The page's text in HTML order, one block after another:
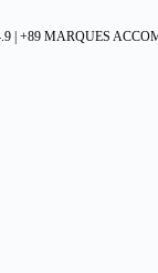
| +89 MARQUES